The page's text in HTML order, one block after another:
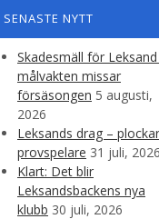
SENASTE NYTT
Skadesmäll för
målvakten missar
försäsongen 5 augusti,
2026
Leksands drag –
provspelare 31 juli, 2026
Klart: Det blir
Leksandsbackens nya
klubb 30 juli, 2026